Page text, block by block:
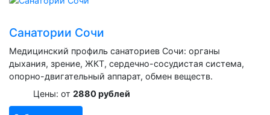
Санатории Сочи
Медицинский профиль санаториев Сочи: органы
дыхания, зрение, ЖКТ, сердечно-сосудистая система,
опорно-двигательный аппарат, обмен веществ.
Цены: от 2880 рублей